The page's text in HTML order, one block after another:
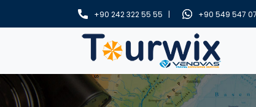
+90 242 322 55 55 | +90 549 547